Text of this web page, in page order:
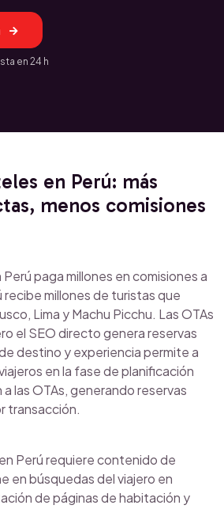
en 24 h
en Perú: más
menos comisiones
paga millones en comisiones a
recibe millones de turistas que
Lima y Machu Picchu. Las OTAs
el SEO directo genera reservas
destino y experiencia permite a
en la fase de planificación
las OTAs, generando reservas
transacción.
Perú requiere contenido de
en búsquedas del viajero en
de páginas de habitación y